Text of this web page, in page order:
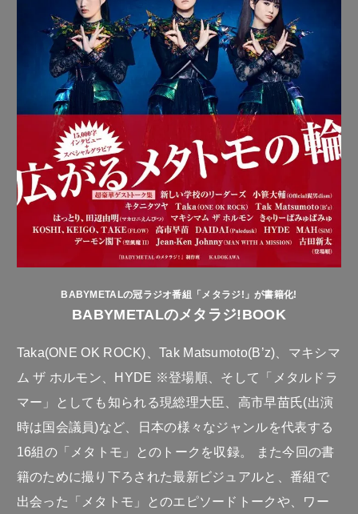
BABYMETALの冠ラジオ番組「メタラジ!」が書籍化!
BABYMETALのメタラジ!BOOK
Taka(ONE OK ROCK)、Tak Matsumoto(B’z)、マキシマ
ム ザ ホルモン、HYDE ※登場順、そして「メタルドラ
マー」としても知られる現総理大臣、高市早苗氏(出演
時は国会議員)など、日本の様々なジャンルを代表する
16組の「メタトモ」とのトークを収録。 また今回の書
籍のために撮り下ろされた最新ビジュアルと、番組で
出会った「メタトモ」とのエピソードトークや、ワー